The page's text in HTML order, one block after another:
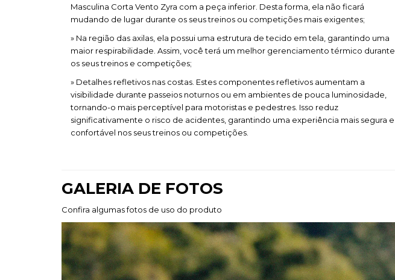
Masculina Corta Vento Zyra com a peça inferior. Desta forma, ela não ficará
mudando de lugar durante os seus treinos ou competições mais exigentes;
» Na região das axilas, ela possui uma estrutura de tecido em tela, garantindo uma
maior respirabilidade. Assim, você terá um melhor gerenciamento térmico durante
os seus treinos e competições;
» Detalhes refletivos nas costas. Estes componentes refletivos aumentam a
visibilidade durante passeios noturnos ou em ambientes de pouca luminosidade,
tornando-o mais perceptível para motoristas e pedestres. Isso reduz
significativamente o risco de acidentes, garantindo uma experiência mais segura e
confortável nos seus treinos ou competições.
GALERIA DE FOTOS
Confira algumas fotos de uso do produto